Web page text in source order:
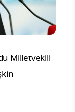
Milletvekili